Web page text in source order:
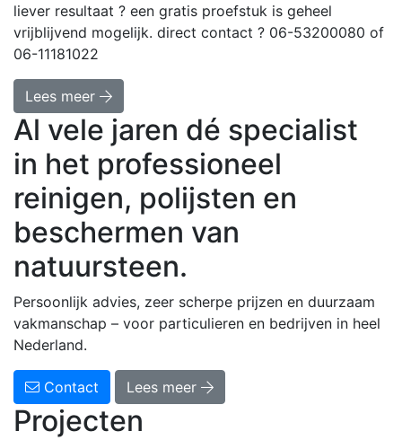
liever resultaat ? een gratis proefstuk is geheel
vrijblijvend mogelijk. direct contact ? 06-53200080 of
06-11181022
Lees meer
Al vele jaren dé specialist
in het professioneel
reinigen, polijsten en
beschermen van
natuursteen.
Persoonlijk advies, zeer scherpe prijzen en duurzaam
vakmanschap – voor particulieren en bedrijven in heel
Nederland.
Contact Lees meer
Projecten